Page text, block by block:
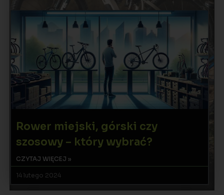
Rower miejski, górski czy
szosowy – który wybrać?
CZYTAJ WIĘCEJ »
14 lutego 2024